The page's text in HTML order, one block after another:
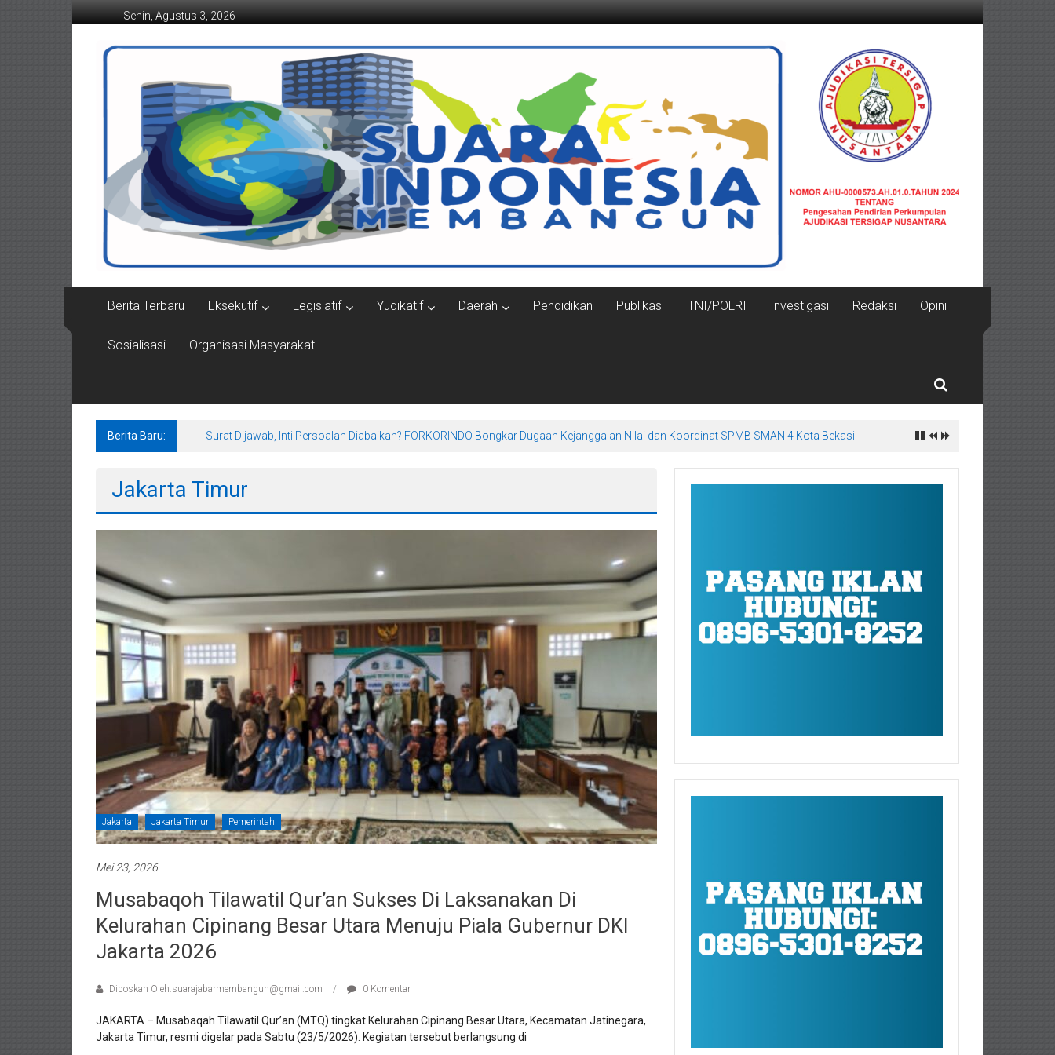
ke
Senin, Agustus 3, 2026
Suaraindonesiamembangun.com
Berita Terbaru Eksekutif Legislatif Yudikatif Daerah Pendidikan Publikasi TNI/POLRI Investigasi Redaksi Opini
Sosialisasi Organisasi Masyarakat
Berita Baru: Surat Dijawab, Inti Persoalan Diabaikan? FORKORINDO Bongkar Dugaan Kejanggalan Nilai dan Koordinat SPMB SMAN 4 Kota Bekasi
Jakarta Timur
Jakarta Jakarta Timur Pemerintah
Mei 23, 2026
Musabaqoh Tilawatil Qur’an Sukses Di Laksanakan Di
Kelurahan Cipinang Besar Utara Menuju Piala Gubernur DKI
Jakarta 2026
Diposkan Oleh:suarajabarmembangun@gmail.com 0 Komentar
JAKARTA – Musabaqah Tilawatil Qur’an (MTQ) tingkat Kelurahan Cipinang Besar Utara, Kecamatan Jatinegara,
Jakarta Timur, resmi digelar pada Sabtu (23/5/2026). Kegiatan tersebut berlangsung di